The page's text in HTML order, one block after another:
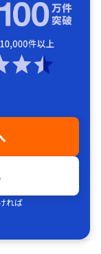
れば